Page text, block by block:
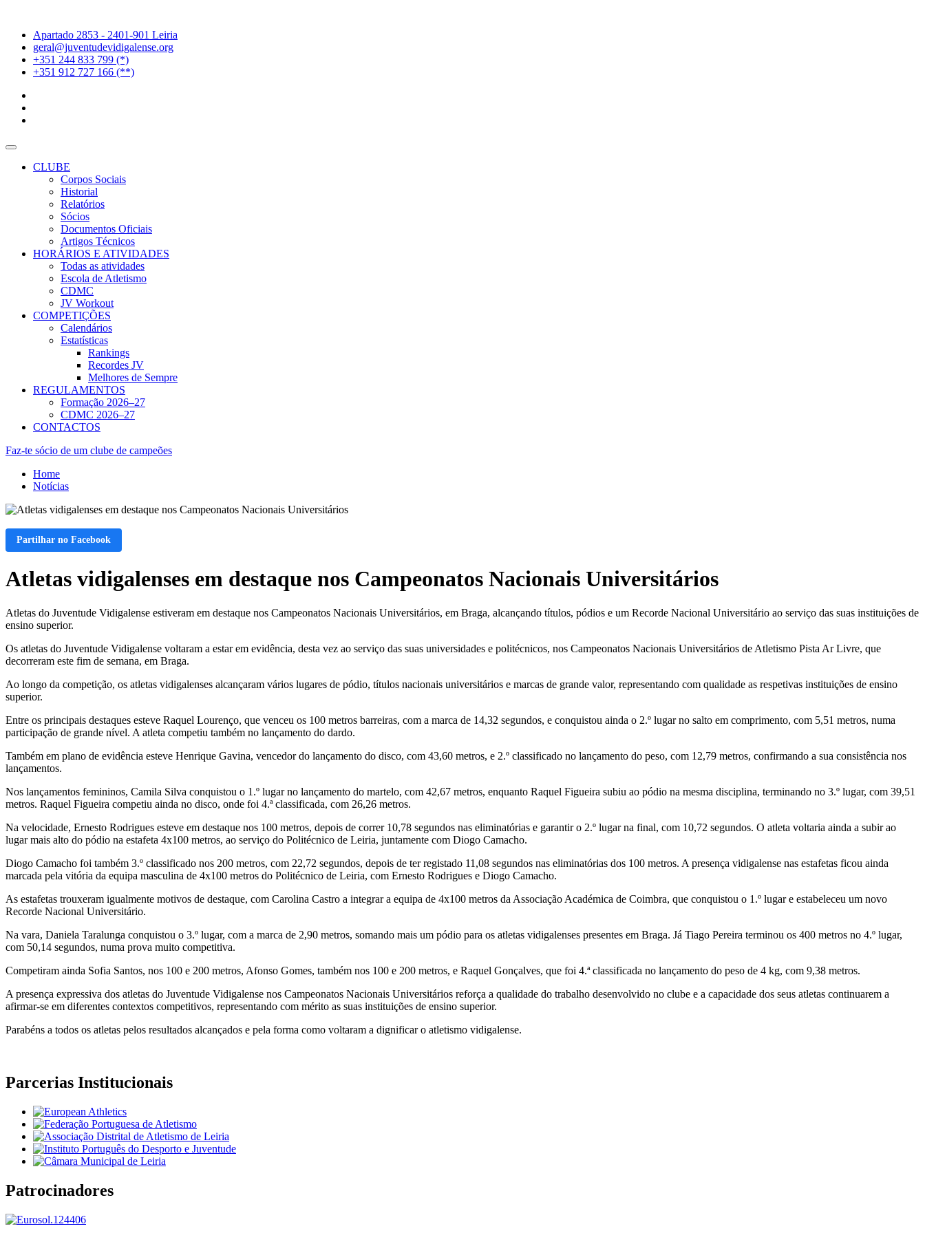
Apartado 2853 - 2401-901 Leiria
geral@juventudevidigalense.org
+351 244 833 799 (*)
+351 912 727 166 (**)
CLUBE
Corpos Sociais
Historial
Relatórios
Sócios
Documentos Oficiais
Artigos Técnicos
HORÁRIOS E ATIVIDADES
Todas as atividades
Escola de Atletismo
CDMC
JV Workout
COMPETIÇÕES
Calendários
Estatísticas
Rankings
Recordes JV
Melhores de Sempre
REGULAMENTOS
Formação 2026–27
CDMC 2026–27
CONTACTOS
Faz-te sócio de um clube de campeões
Home
Notícias
Partilhar no Facebook
Atletas vidigalenses em destaque nos Campeonatos Nacionais Universitários
Atletas do Juventude Vidigalense estiveram em destaque nos Campeonatos Nacionais Universitários, em Braga, alcançando títulos, pódios e um Recorde Nacional Universitário ao serviço das suas instituições de
ensino superior.
Os atletas do Juventude Vidigalense voltaram a estar em evidência, desta vez ao serviço das suas universidades e politécnicos, nos Campeonatos Nacionais Universitários de Atletismo Pista Ar Livre, que
decorreram este fim de semana, em Braga.
Ao longo da competição, os atletas vidigalenses alcançaram vários lugares de pódio, títulos nacionais universitários e marcas de grande valor, representando com qualidade as respetivas instituições de ensino
superior.
Entre os principais destaques esteve Raquel Lourenço, que venceu os 100 metros barreiras, com a marca de 14,32 segundos, e conquistou ainda o 2.º lugar no salto em comprimento, com 5,51 metros, numa
participação de grande nível. A atleta competiu também no lançamento do dardo.
Também em plano de evidência esteve Henrique Gavina, vencedor do lançamento do disco, com 43,60 metros, e 2.º classificado no lançamento do peso, com 12,79 metros, confirmando a sua consistência nos
lançamentos.
Nos lançamentos femininos, Camila Silva conquistou o 1.º lugar no lançamento do martelo, com 42,67 metros, enquanto Raquel Figueira subiu ao pódio na mesma disciplina, terminando no 3.º lugar, com 39,51
metros. Raquel Figueira competiu ainda no disco, onde foi 4.ª classificada, com 26,26 metros.
Na velocidade, Ernesto Rodrigues esteve em destaque nos 100 metros, depois de correr 10,78 segundos nas eliminatórias e garantir o 2.º lugar na final, com 10,72 segundos. O atleta voltaria ainda a subir ao
lugar mais alto do pódio na estafeta 4x100 metros, ao serviço do Politécnico de Leiria, juntamente com Diogo Camacho.
Diogo Camacho foi também 3.º classificado nos 200 metros, com 22,72 segundos, depois de ter registado 11,08 segundos nas eliminatórias dos 100 metros. A presença vidigalense nas estafetas ficou ainda
marcada pela vitória da equipa masculina de 4x100 metros do Politécnico de Leiria, com Ernesto Rodrigues e Diogo Camacho.
As estafetas trouxeram igualmente motivos de destaque, com Carolina Castro a integrar a equipa de 4x100 metros da Associação Académica de Coimbra, que conquistou o 1.º lugar e estabeleceu um novo
Recorde Nacional Universitário.
Na vara, Daniela Taralunga conquistou o 3.º lugar, com a marca de 2,90 metros, somando mais um pódio para os atletas vidigalenses presentes em Braga. Já Tiago Pereira terminou os 400 metros no 4.º lugar,
com 50,14 segundos, numa prova muito competitiva.
Competiram ainda Sofia Santos, nos 100 e 200 metros, Afonso Gomes, também nos 100 e 200 metros, e Raquel Gonçalves, que foi 4.ª classificada no lançamento do peso de 4 kg, com 9,38 metros.
A presença expressiva dos atletas do Juventude Vidigalense nos Campeonatos Nacionais Universitários reforça a qualidade do trabalho desenvolvido no clube e a capacidade dos seus atletas continuarem a
afirmar-se em diferentes contextos competitivos, representando com mérito as suas instituições de ensino superior.
Parabéns a todos os atletas pelos resultados alcançados e pela forma como voltaram a dignificar o atletismo vidigalense.
Parcerias Institucionais
Patrocinadores